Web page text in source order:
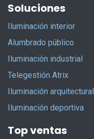
Soluciones
Iluminación interior
Alumbrado público
Iluminación industrial
Telegestión Atrix
Iluminación arquitectural
Iluminación deportiva
Top ventas